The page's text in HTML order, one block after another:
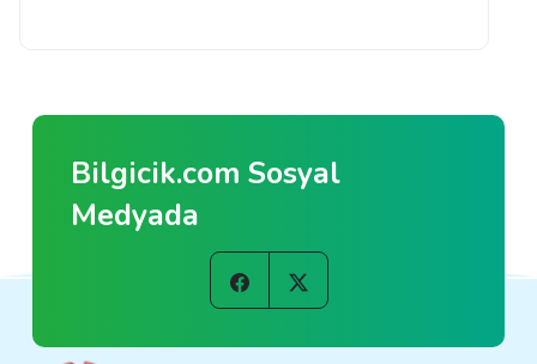
Bilgicik.com Sosyal
Medyada